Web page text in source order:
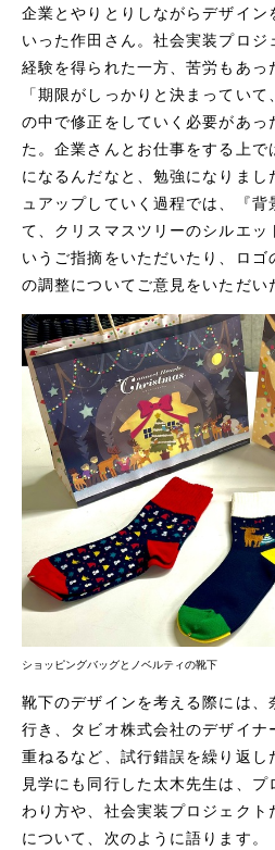
企業とやりとりしながらデザイン
いった作田さん。社会実装プロジ
経験を得られた一方、苦労もあっ
「期限がしっかりと決まってい
の中で修正をしていく必要があっ
た。企業さんとお仕事をする上で
になるんだなと、勉強になりまし
ュアップしていく過程では、『
て、クリスマスツリーのシルエッ
いうご指摘をいただいたり、ロ
の調整についてご意見をいただい
ショッピングバッグとノベルティの靴下
靴下のデザインを考える際には、
行き、タビオ株式会社のデザイナ
重ねるなど、試行錯誤を繰り返し
見学にも同行した太木先生は、
わり方や、社会実装プロジェク
について、次のように語ります。